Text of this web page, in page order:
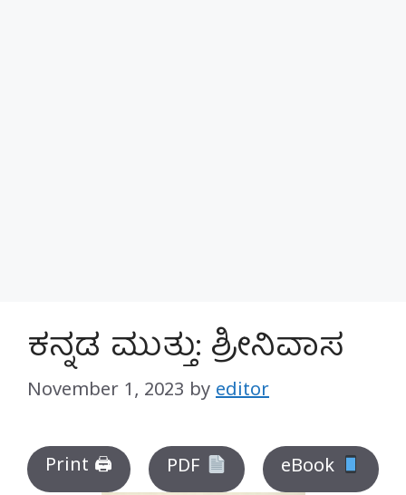
ಕನ್ನಡ ಮುತ್ತು: ಶ್ರೀನಿವಾಸ
November 1, 2023 by editor
Print 🖨 PDF eBook